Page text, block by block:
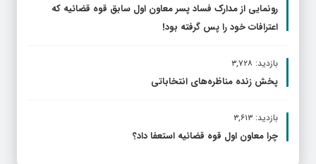
رونمایی از مدارک فساد پسر معاون اول سابق قوه قضائیه که
اعترافات خود را پس گرفته بود!
بازدید: ۳,۷۲۸
پخش زنده مناظره‌های انتخاباتی
بازدید: ۳,۶۱۳
چرا معاون اول قوه قضائیه استعفا داد؟